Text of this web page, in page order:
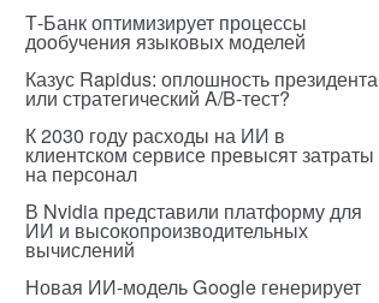
Т-Банк оптимизирует процессы
дообучения языковых моделей
Казус Rapidus: оплошность президента
или стратегический A/B-тест?
К 2030 году расходы на ИИ в
клиентском сервисе превысят затраты
на персонал
В Nvidia представили платформу для
ИИ и высокопроизводительных
вычислений
Новая ИИ-модель Google генерирует